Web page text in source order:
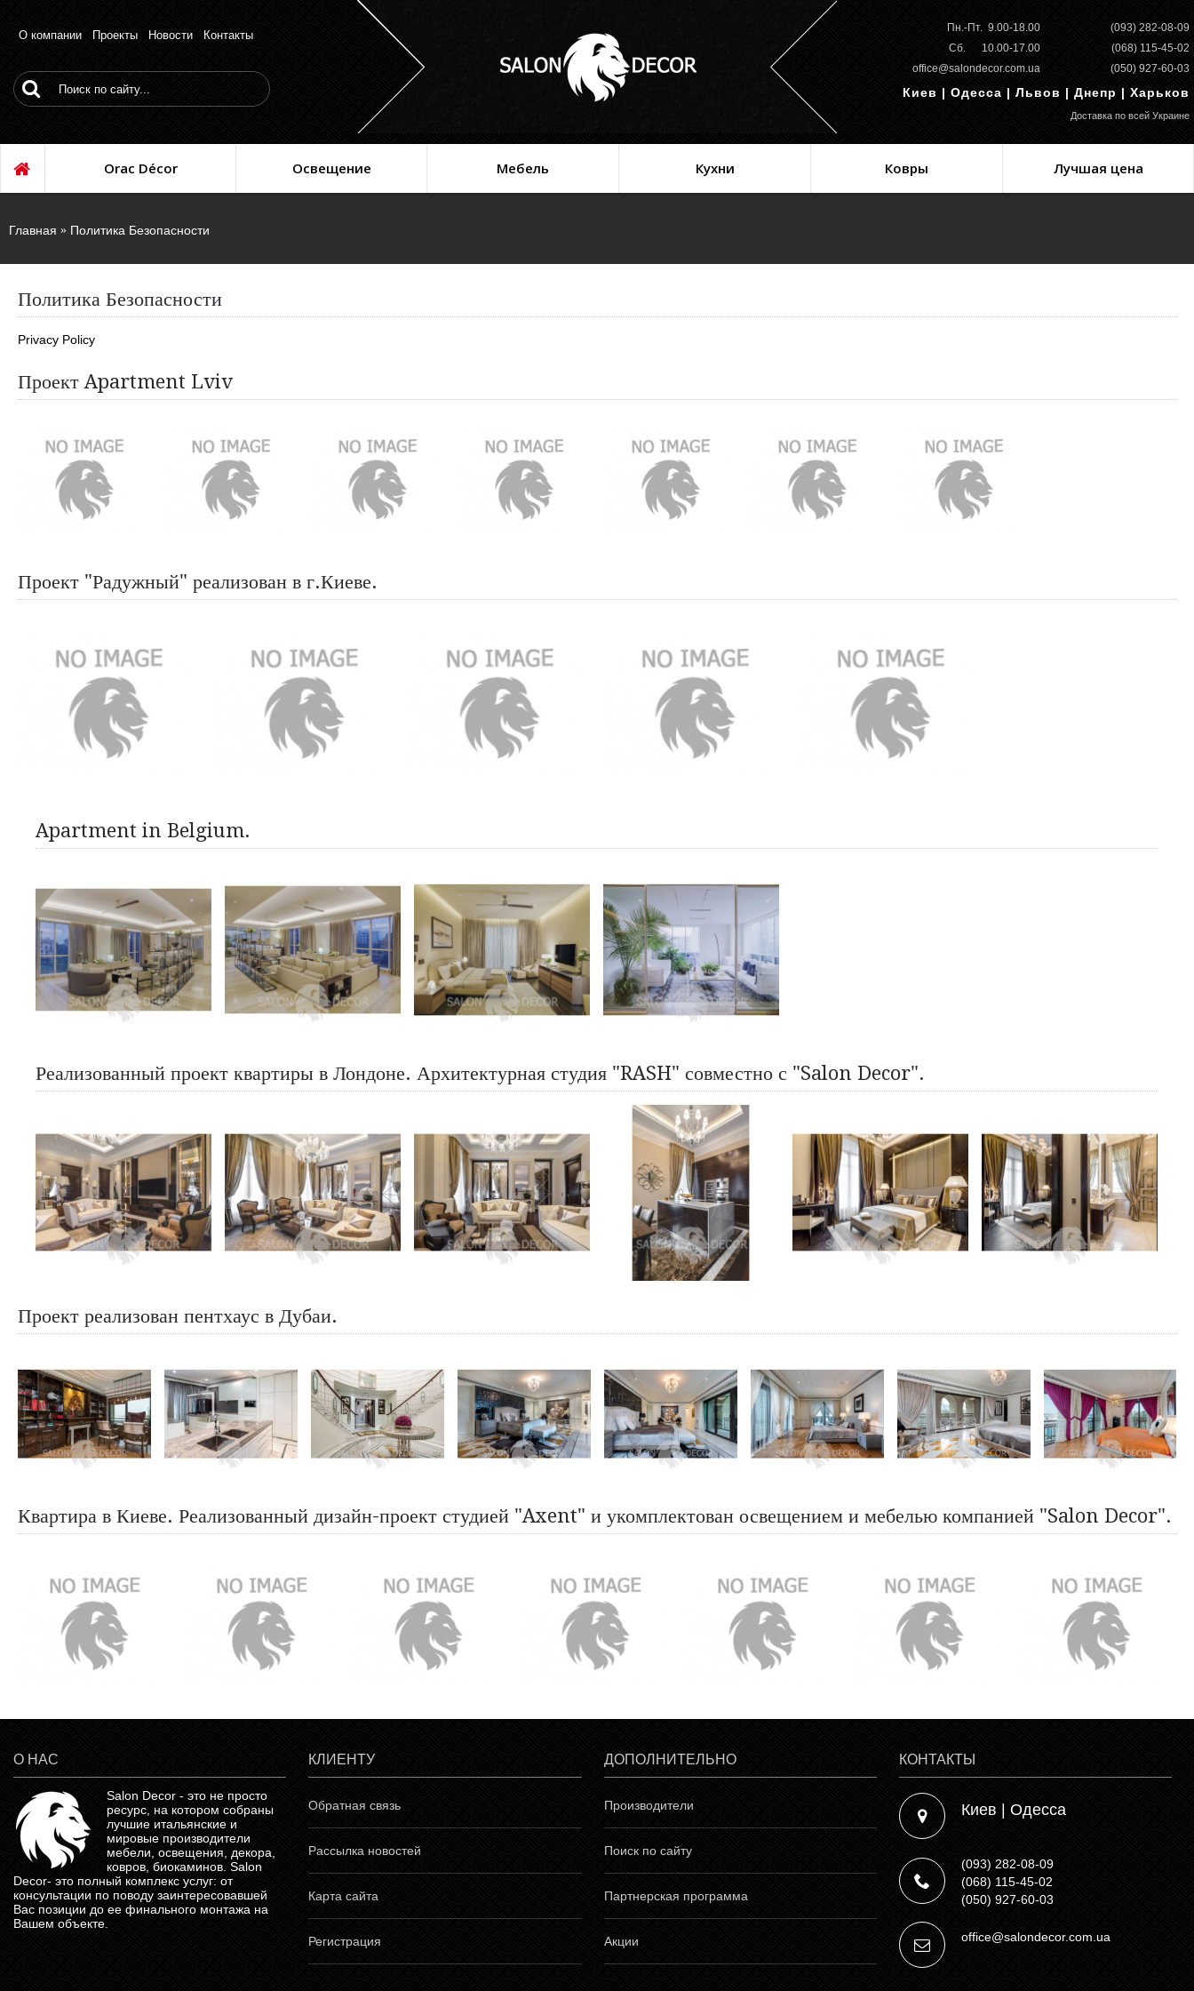
О компании Проекты Новости Контакты
Пн.-Пт. 9.00-18.00
Сб. 10.00-17.00
office@salondecor.com.ua
(093) 282-08-09
(068) 115-45-02
(050) 927-60-03
Киев | Одесса | Львов | Днепр | Харьков
Доставка по всей Украине
Orac Décor Освещение Мебель Кухни Ковры Лучшая цена
Главная Политика Безопасности
Политика Безопасности
Privacy Policy
Проект Apartment Lviv
Проект "Радужный" реализован в г.Киеве.
Apartment in Belgium.
Реализованный проект квартиры в Лондоне. Архитектурная студия "RASH" совместно с "Salon Decor".
Проект реализован пентхаус в Дубаи.
Квартира в Киеве. Реализованный дизайн-проект студией "Axent" и укомплектован освещением и мебелью компанией "Salon Decor".
О НАС
Salon Decor - это не просто
ресурс, на котором собраны
лучшие итальянские и
мировые производители
мебели, освещения, декора,
ковров, биокаминов. Salon
Decor- это полный комплекс услуг: от
консультации по поводу заинтересовавшей
Вас позиции до ее финального монтажа на
Вашем объекте.
КЛИЕНТУ
Обратная связь
Рассылка новостей
Карта сайта
Регистрация
ДОПОЛНИТЕЛЬНО
Производители
Поиск по сайту
Партнерская программа
Акции
КОНТАКТЫ
Киев | Одесса
(093) 282-08-09
(068) 115-45-02
(050) 927-60-03
office@salondecor.com.ua